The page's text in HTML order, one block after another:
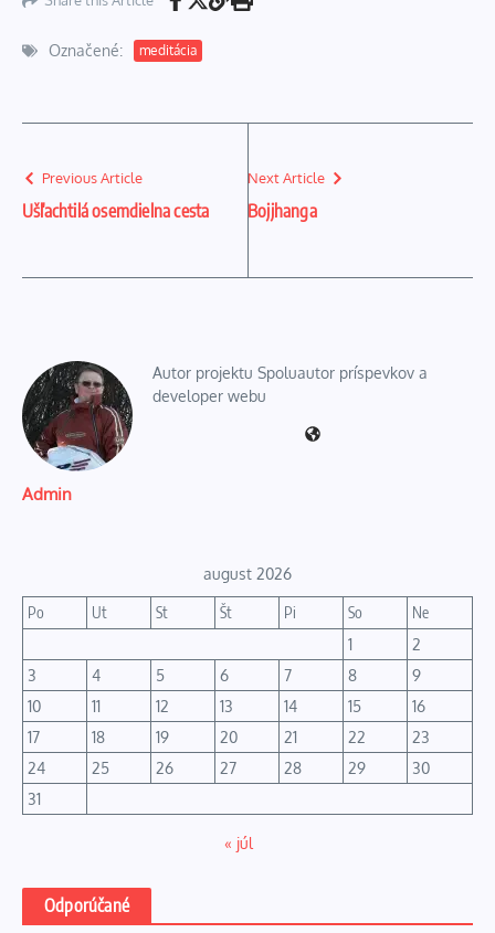
Označené: meditácia
Previous Article
Ušľachtilá osemdielna cesta
Next Article
Bojjhanga
Admin
Autor projektu Spoluautor príspevkov a
developer webu
august 2026
Po Ut St Št Pi So
Ne
1
2
3
4 5 6 7 8
9
10
11 12 13 14 15
16
17
18 19 20 21 22
23
24
25 26 27 28 29
30
31
« júl
Odporúčané